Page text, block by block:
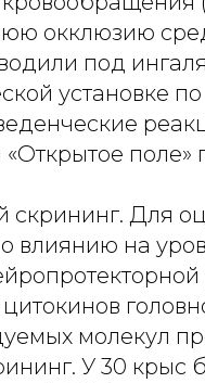
окклюзию
под
установке
поле»
скрининг. Для
влиянию на
молекул
У 30 крыс